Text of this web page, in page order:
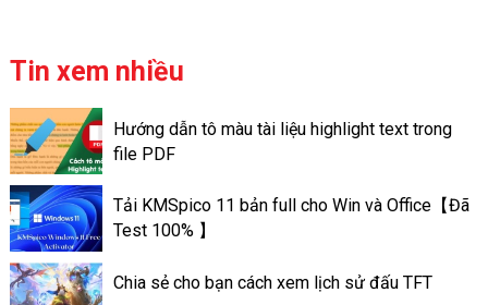
động lưu trữ ngay cả ở trên
với ứng dụng Story Facebook
là chỉ có lưu giữ trong thời
gian nhất định nào đó. Chỉ là
trong vòng 24h. Các tin nổi bật
ấn tượng trên Facebook lại có
thể lưu trữ lâu dài, đến lúc bạn
xóa đi. Cách làm Thao tác tạo
tin nổi bật trên ứng dụng
Tin xem nhiều
Hướng dẫn tô màu tài liệu highlight text trong
file PDF
Tải KMSpico 11 bản full cho Win và Office【Đã
Test 100% 】
Chia sẻ cho bạn cách xem lịch sử đấu TFT